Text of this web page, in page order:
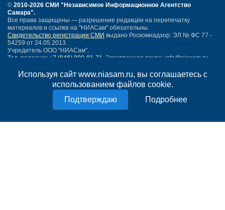
Используя сайт www.niasam.ru, вы соглашаетесь с
использованием файлов cookie.
Подробнее
© 2010-2026 СМИ "Независимое Информационное Агентство
Самара".
Все права защищены — разрешение редакции на перепечатку
материалов и ссылка на "НИАСам" обязательны.
Свидетельство регистрации СМИ выдано Роскомнадзор: ЭЛ № ФС 77 -
54259 от 24.05.2013.
Учредитель ООО "НИАСам".
Тел. редакции +7 (846) 990-91-71. Электронная почта: info@niasam.ru
Написать письмо
Политика конфиденциальности
18+